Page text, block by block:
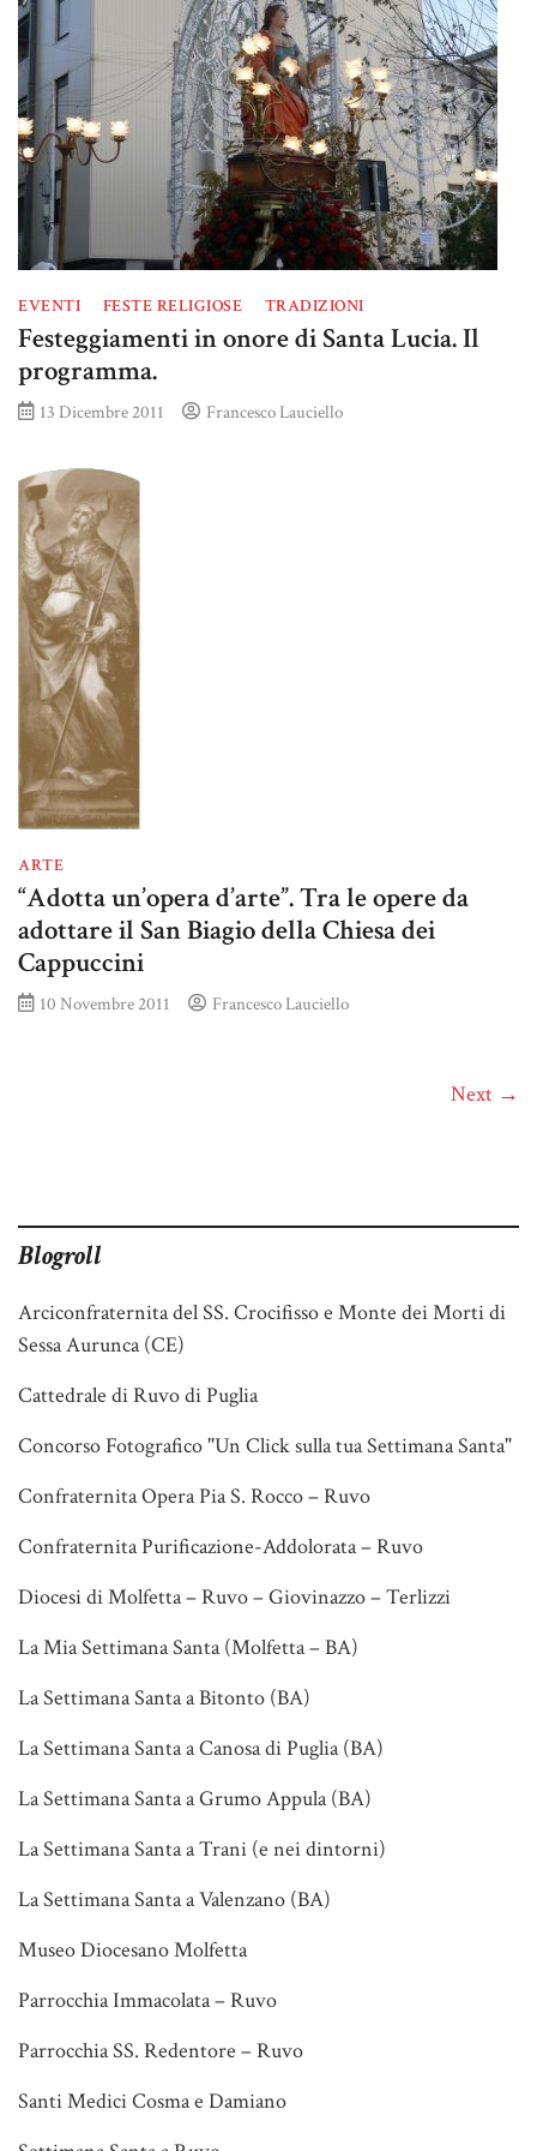
EVENTI FESTE RELIGIOSE TRADIZIONI
Festeggiamenti in onore di Santa Lucia. Il
programma.
13 Dicembre 2011 Francesco Lauciello
ARTE
“Adotta un’opera d’arte”. Tra le opere da
adottare il San Biagio della Chiesa dei
Cappuccini
10 Novembre 2011 Francesco Lauciello
Next →
Blogroll
Arciconfraternita del SS. Crocifisso e Monte dei Morti di
Sessa Aurunca (CE)
Cattedrale di Ruvo di Puglia
Concorso Fotografico "Un Click sulla tua Settimana Santa"
Confraternita Opera Pia S. Rocco – Ruvo
Confraternita Purificazione-Addolorata – Ruvo
Diocesi di Molfetta – Ruvo – Giovinazzo – Terlizzi
La Mia Settimana Santa (Molfetta – BA)
La Settimana Santa a Bitonto (BA)
La Settimana Santa a Canosa di Puglia (BA)
La Settimana Santa a Grumo Appula (BA)
La Settimana Santa a Trani (e nei dintorni)
La Settimana Santa a Valenzano (BA)
Museo Diocesano Molfetta
Parrocchia Immacolata – Ruvo
Parrocchia SS. Redentore – Ruvo
Santi Medici Cosma e Damiano